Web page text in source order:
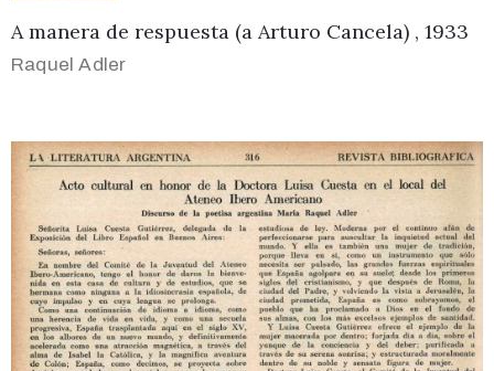
A manera de respuesta (a Arturo Cancela) , 1933
Raquel Adler